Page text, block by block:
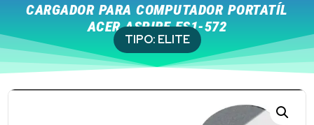
CARGADOR PARA COMPUTADOR PORTATÍL
ACER ASPIRE ES1-572
TIPO: ELITE